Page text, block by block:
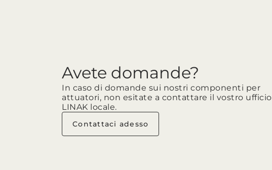
Avete domande?
In caso di domande sui nostri componenti per
attuatori, non esitate a contattare il vostro ufficio
LINAK locale.
Contattaci adesso